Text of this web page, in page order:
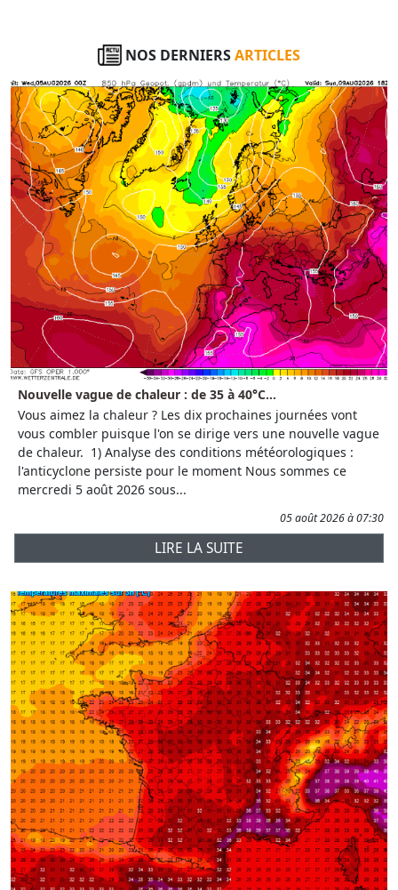
NOS DERNIERSARTICLES
Nouvelle vague de chaleur : de 35 à 40°C...
Vous aimez la chaleur ? Les dix prochaines journées vont
vous combler puisque l'on se dirige vers une nouvelle vague
de chaleur. 1) Analyse des conditions météorologiques :
l'anticyclone persiste pour le moment Nous sommes ce
mercredi 5 août 2026 sous...
05 août 2026 à 07:30
LIRE LA SUITE